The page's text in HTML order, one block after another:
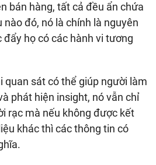
bán hàng, tất cả đều ẩn chứa
đó, nó là chính là nguyên
đẩy họ có các hành vi tương
quan sát có thể giúp người làm
phát hiện insight, nó vẫn chỉ
rạc mà nếu không được kết
khác thì các thông tin có